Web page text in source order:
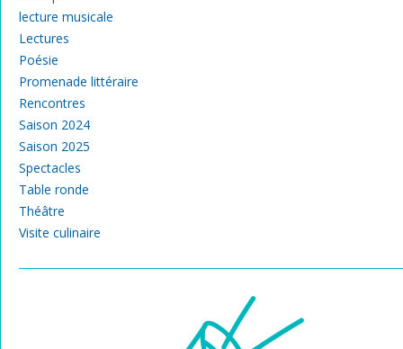
lecture musicale
Lectures
Poésie
Promenade littéraire
Rencontres
Saison 2024
Saison 2025
Spectacles
Table ronde
Théâtre
Visite culinaire